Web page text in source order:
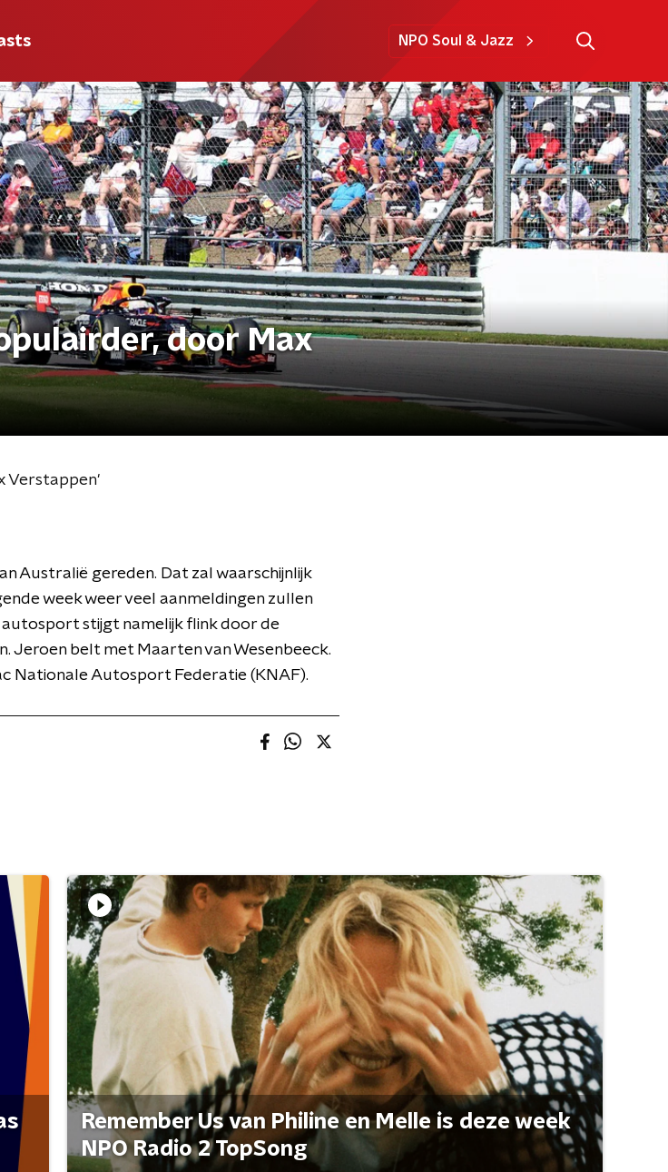
NPO Soul & Jazz
door Max
Verstappen'
Australië gereden. Dat zal waarschijnlijk
week weer veel aanmeldingen zullen
stijgt namelijk flink door de
Jeroen belt met Maarten van Wesenbeeck.
Nationale Autosport Federatie (KNAF).
Remember Us van Philine en Melle is deze week
NPO Radio 2 TopSong